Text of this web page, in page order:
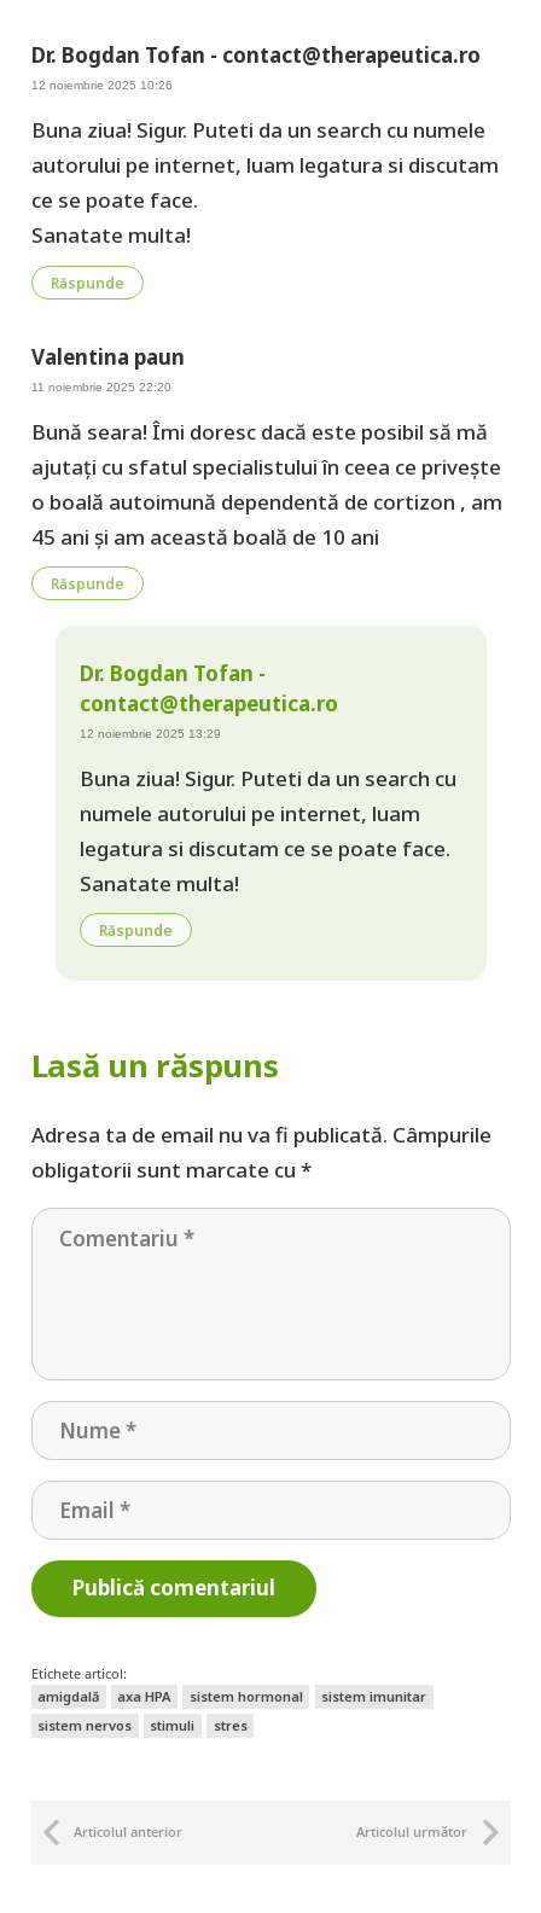
Dr. Bogdan Tofan - contact@therapeutica.ro
12 noiembrie 2025 10:26
Buna ziua! Sigur. Puteti da un search cu numele
autorului pe internet, luam legatura si discutam
ce se poate face.
Sanatate multa!
Răspunde
Valentina paun
11 noiembrie 2025 22:20
Bună seara! Îmi doresc dacă este posibil să mă
ajutați cu sfatul specialistului în ceea ce privește
o boală autoimună dependentă de cortizon , am
45 ani și am această boală de 10 ani
Răspunde
Dr. Bogdan Tofan -
contact@therapeutica.ro
12 noiembrie 2025 13:29
Buna ziua! Sigur. Puteti da un search cu
numele autorului pe internet, luam
legatura si discutam ce se poate face.
Sanatate multa!
Răspunde
Lasă un răspuns
Adresa ta de email nu va fi publicată. Câmpurile
obligatorii sunt marcate cu *
Publică comentariul
Etichete articol:
amigdală
axa HPA sistem hormonal
sistem imunitar
sistem nervos
stimuli stres
Articolul anterior Articolul următor